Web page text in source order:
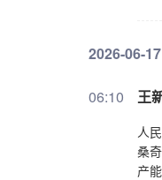
2026-06-
06:10 王
人
桑
产